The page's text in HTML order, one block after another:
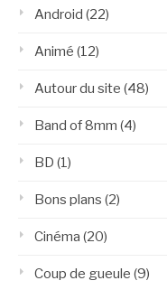
Android (22)
Animé (12)
Autour du site (48)
Band of 8mm (4)
BD (1)
Bons plans (2)
Cinéma (20)
Coup de gueule (9)